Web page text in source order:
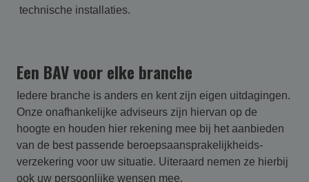
technische installaties.
Een BAV voor elke branche
Iedere branche is anders en kent zijn eigen uitdagingen.
Onze onafhankelijke adviseurs zijn hiervan op de
hoogte en houden hier rekening mee bij het aanbieden
van de best passende beroepsaansprakelijk­heids­
verzekering voor uw situatie. Uiteraard nemen ze hierbij
ook uw persoonlijke wensen mee.